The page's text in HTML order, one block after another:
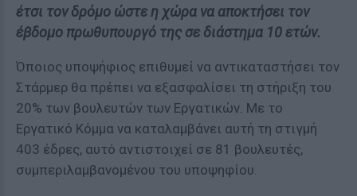
έτσι τον δρόμο ώστε η χώρα να αποκτήσει τον
έβδομο πρωθυπουργό της σε διάστημα 10 ετών.
Όποιος υποψήφιος επιθυμεί να αντικαταστήσει τον
Στάρμερ θα πρέπει να εξασφαλίσει τη στήριξη του
20% των βουλευτών των Εργατικών. Με το
Εργατικό Κόμμα να καταλαμβάνει αυτή τη στιγμή
403 έδρες, αυτό αντιστοιχεί σε 81 βουλευτές,
συμπεριλαμβανομένου του υποψηφίου.